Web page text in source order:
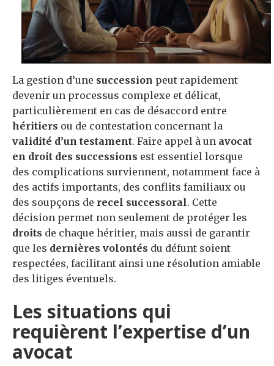
La gestion d’une succession peut rapidement
devenir un processus complexe et délicat,
particulièrement en cas de désaccord entre
héritiers ou de contestation concernant la
validité d’un testament. Faire appel à un avocat
en droit des successions est essentiel lorsque
des complications surviennent, notamment face à
des actifs importants, des conflits familiaux ou
des soupçons de recel successoral. Cette
décision permet non seulement de protéger les
droits de chaque héritier, mais aussi de garantir
que les dernières volontés du défunt soient
respectées, facilitant ainsi une résolution amiable
des litiges éventuels.
Les situations qui
requièrent l’expertise d’un
avocat